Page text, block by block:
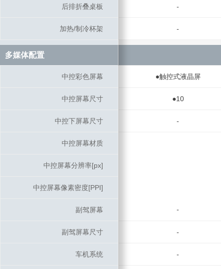
后排折叠桌板 -
加热/制冷杯架 -
多媒体配置
中控彩色屏幕 ●触控式液晶屏
中控屏幕尺寸 ●10
中控下屏幕尺寸 -
中控屏幕材质
中控屏幕分辨率[px]
中控屏幕像素密度[PPI]
副驾屏幕 -
副驾屏幕尺寸 -
车机系统 -
后排折叠桌板
加热/制冷杯架
多媒体配置
中控彩色屏幕
中控屏幕尺寸
中控下屏幕尺寸
中控屏幕材质
中控屏幕分辨率[px]
中控屏幕像素密度[PPI]
副驾屏幕
副驾屏幕尺寸
车机系统